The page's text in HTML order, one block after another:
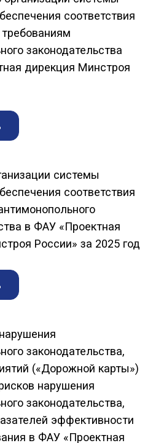
системы
соответствия
«Проектная
за 2024 год
системы
за 2025 год
карты»)
эффективности
«Проектная
на 2026